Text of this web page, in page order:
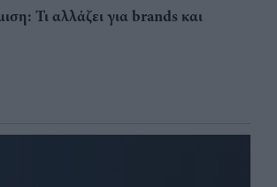
Τι αλλάζει για brands και